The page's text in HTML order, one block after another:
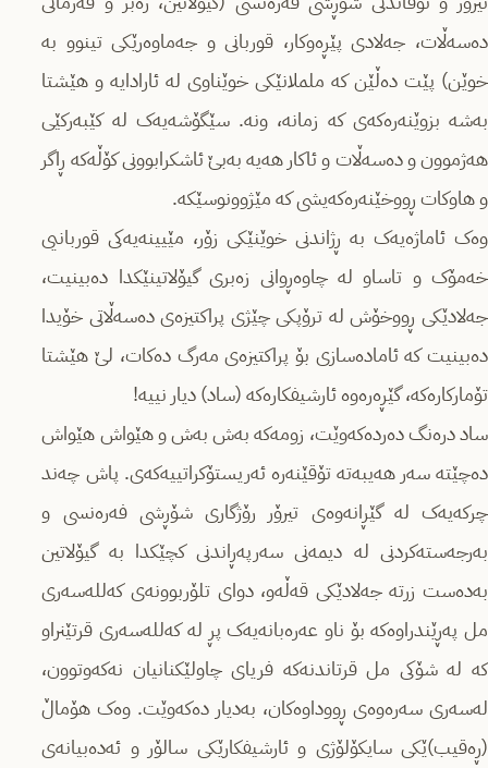
دەسەڵات، جەلادی پێڕەوکار، قوربانی و جەماوەرێکی تینوو بە
خوێن) پێت دەڵێن کە ململانێکی خوێناوی لە ئارادایە و هێشتا
بەشە بزوێنەرەکەی کە زمانە، ونە. سێگۆشەیەک لە کێبەرکێی
هەژموون و دەسەڵات و ئاکار هەیە بەبێ ئاشکرابوونی کۆڵەکە ڕاگر
و هاوکات ڕووخێنەرەکەیشی کە مێژوونوسێکە.
وەک ئاماژەیەک بە ڕژاندنی خوێنێکی زۆر، مێیینەیەکی قوربانیی
خەمۆک و تاساو لە چاوەڕوانی زەبری گیۆلاتینێکدا دەبینیت،
جەلادێکی ڕووخۆش لە ترۆپکی چێژی پراکتیزەی دەسەڵاتی خۆیدا
دەبینیت کە ئامادەسازی بۆ پراکتیزەی مەرگ دەکات، لێ هێشتا
تۆمارکارەکە، گێڕەرەوە ئارشیفکارەکە (ساد) دیار نییە!
ساد درەنگ دەردەکەوێت، زومەکە بەش بەش و هێواش هێواش
دەچێتە سەر هەیبەتە تۆقێنەرە ئەریستۆکراتییەکەی. پاش چەند
چرکەیەک لە گێڕانەوەی تیرۆر رۆژگاری شۆڕشی فەرەنسی و
بەرجەستەکردنی لە دیمەنی سەرپەڕاندنی کچێکدا بە گیۆلاتین
بەدەست زرتە جەلادێکی قەڵەو، دوای تلۆربوونەی کەللەسەری
مل پەڕێندراوەکە بۆ ناو عەرەبانەیەک پڕ لە کەللەسەری قرتێنراو
کە لە شۆکی مل قرتاندنەکە فریای چاولێکنانیان نەکەوتوون،
لەسەری سەرەوەی ڕووداوەکان، بەدیار دەکەوێت. وەک هۆماڵ
(ڕەقیب)ێکی سایکۆلۆژی و ئارشیفکارێکی سالۆر و ئەدەبیانەی